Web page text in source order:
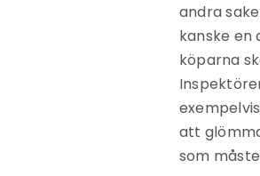
andra
kanske en
köparna
att
som